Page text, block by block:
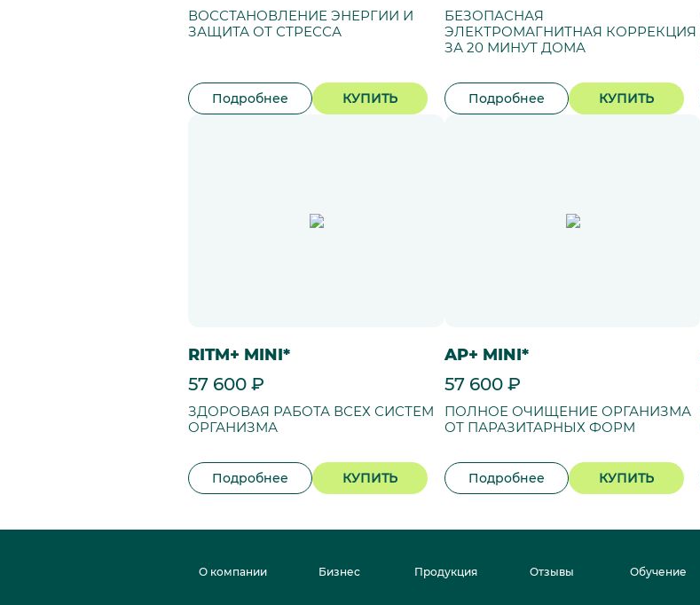
ВОССТАНОВЛЕНИЕ ЭНЕРГИИ И
ЗАЩИТА ОТ СТРЕССА
Подробнее КУПИТЬ
БЕЗОПАСНАЯ
ЭЛЕКТРОМАГНИТНАЯ КОРРЕКЦИЯ
ЗА 20 МИНУТ ДОМА
Подробнее КУПИТЬ
RITM+ MINI*
57 600 ₽
ЗДОРОВАЯ РАБОТА ВСЕХ СИСТЕМ
ОРГАНИЗМА
Подробнее КУПИТЬ
AP+ MINI*
57 600 ₽
ПОЛНОЕ ОЧИЩЕНИЕ ОРГАНИЗМА
ОТ ПАРАЗИТАРНЫХ ФОРМ
Подробнее КУПИТЬ
О компании Бизнес Продукция Отзывы Обучение